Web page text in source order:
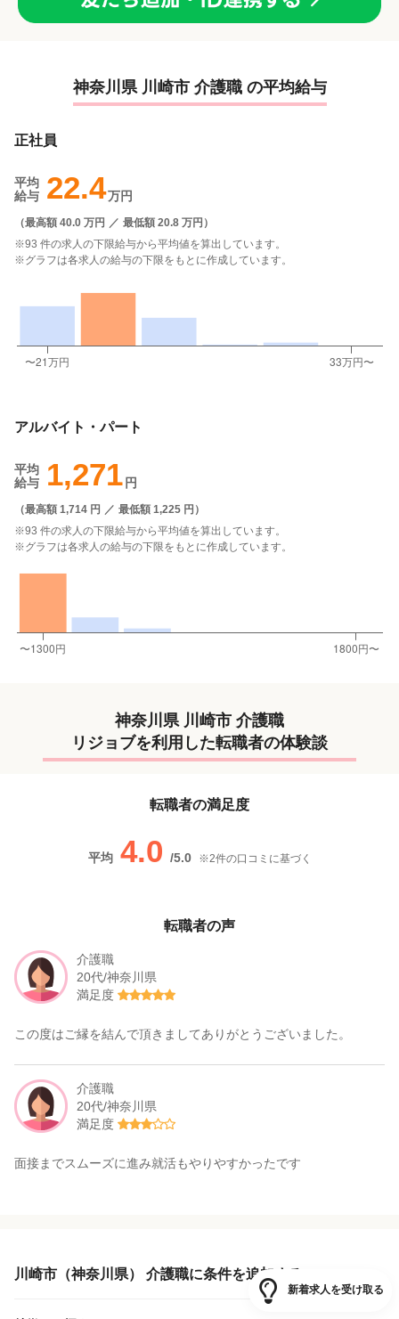
神奈川県 川崎市 介護職 の平均給与
正社員
平均
給与 22.4万円
（最高額 40.0 万円 ／ 最低額 20.8 万円 ）
※93 件の求人の下限給与から平均値を算出しています。
※グラフは各求人の給与の下限をもとに作成しています。
アルバイト・パート
平均
給与
1,271 円
（最高額 1,714 円 ／ 最低額 1,225 円 ）
※93 件の求人の下限給与から平均値を算出しています。
※グラフは各求人の給与の下限をもとに作成しています。
神奈川県 川崎市 介護職
リジョブを利用した転職者の体験談
転職者の満足度
平均 4.0 /5.0 ※2件の口コミに基づく
転職者の声
介護職
20代/神奈川県
満足度
この度はご縁を結んで頂きましてありがとうございました。
介護職
20代/神奈川県
満足度
面接までスムーズに進み就活もやりやすかったです
川崎市（神奈川県） 介護職に条件を追加する
新着求人を受け取る